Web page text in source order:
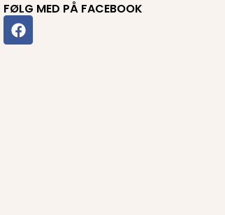
FØLG MED PÅ FACEBOOK
F
a
c